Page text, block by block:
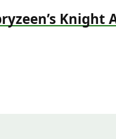
Knight